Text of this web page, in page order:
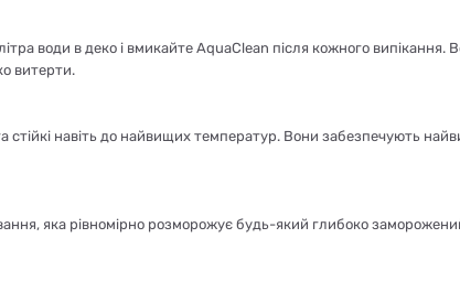
води в деко і вмикайте AquaClean після кожного
витерти.
стійкі навіть до найвищих температур. Вони забезпечують
яка рівномірно розморожує будь-який глибоко